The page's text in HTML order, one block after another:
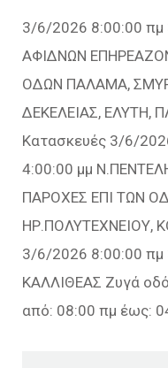
3/6/2026 8:00:00
ΑΦΙΔΝΩΝ
ΟΔΩΝ ΠΑΛΑΜΑ,
ΔΕΚΕΛΕΙΑΣ, ΕΛΥΤΗ,
Κατασκευές 3/6/
4:00:00 μμ
ΠΑΡΟΧΕΣ ΕΠΙ ΤΩΝ
ΗΡ.ΠΟΛΥΤΕΧΝΕΙΟΥ,
3/6/2026 8:00:00
ΚΑΛΛΙΘΕΑΣ Ζυγά
από: 08:00 πμ έως: